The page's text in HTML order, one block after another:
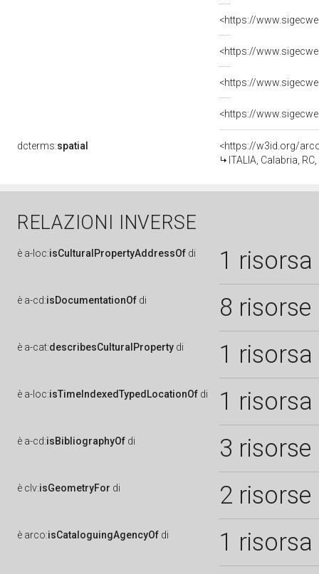
dcterms:spatial
<https://w3id.org/
ITALIA, Calabria,
RELAZIONI INVERSE
è a-loc:isCulturalPropertyAddressOf di 1 risorsa
è a-cd:isDocumentationOf di 8 risorse
è a-cat:describesCulturalProperty di 1 risorsa
è a-loc:isTimeIndexedTypedLocationOf di 1 risorsa
è a-cd:isBibliographyOf di 3 risorse
è clv:isGeometryFor di 2 risorse
è arco:isCataloguingAgencyOf di 1 risorsa